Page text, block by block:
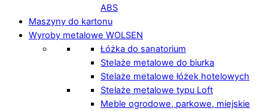
ABS
Maszyny do kartonu
Wyroby metalowe WOLSEN
Łóżka do sanatorium
Stelaże metalowe do biurka
Stelaże metalowe łóżek hotelowych
Stelaże metalowe typu Loft
Meble ogrodowe, parkowe, miejskie